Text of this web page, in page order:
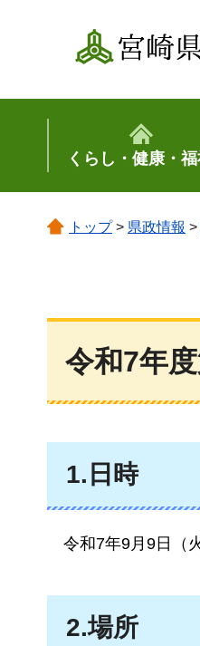
宮崎県
くらし・健康・
トップ> 県政情報 >
令和7年
1.日時
令和7年9月9日（
2.場所